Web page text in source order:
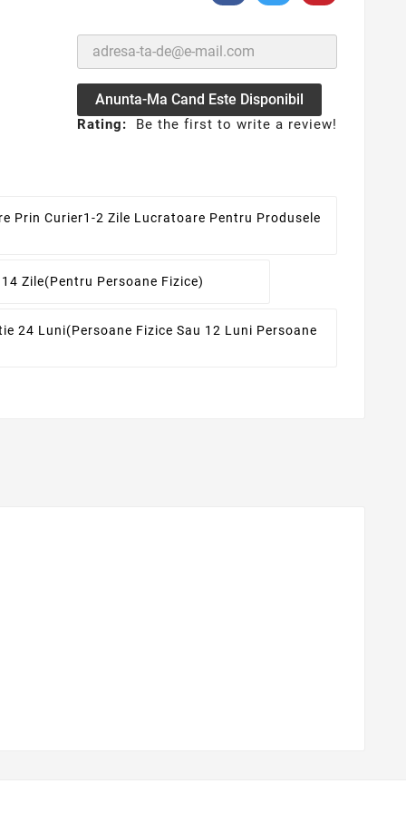
Anunta-Ma Cand Este Disponibil
Rating: Be the first to write a review!
Prin Curier1-2 Zile Lucratoare Pentru Produsele
Zile(pentru Persoane Fizice)
24 Luni(persoane Fizice Sau 12 Luni Persoane